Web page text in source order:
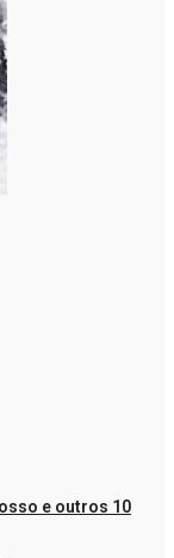
e outros 10